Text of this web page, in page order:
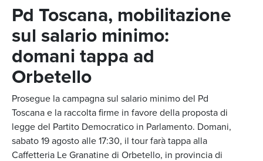
Pd Toscana, mobilitazione
sul salario minimo:
domani tappa ad
Orbetello
Prosegue la campagna sul salario minimo del Pd
Toscana e la raccolta firme in favore della proposta di
legge del Partito Democratico in Parlamento. Domani,
sabato 19 agosto alle 17:30, il tour farà tappa alla
Caffetteria Le Granatine di Orbetello, in provincia di